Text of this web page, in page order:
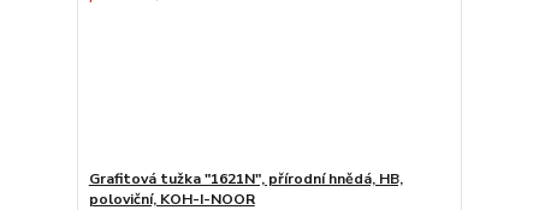
Grafitová tužka "1621N", přírodní hnědá, HB,
poloviční, KOH-I-NOOR